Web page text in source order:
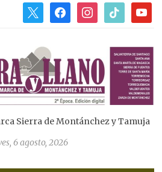
facebookinstagram
tiktok
Sierra de Montánchez y Tamuja
6 agosto, 2026